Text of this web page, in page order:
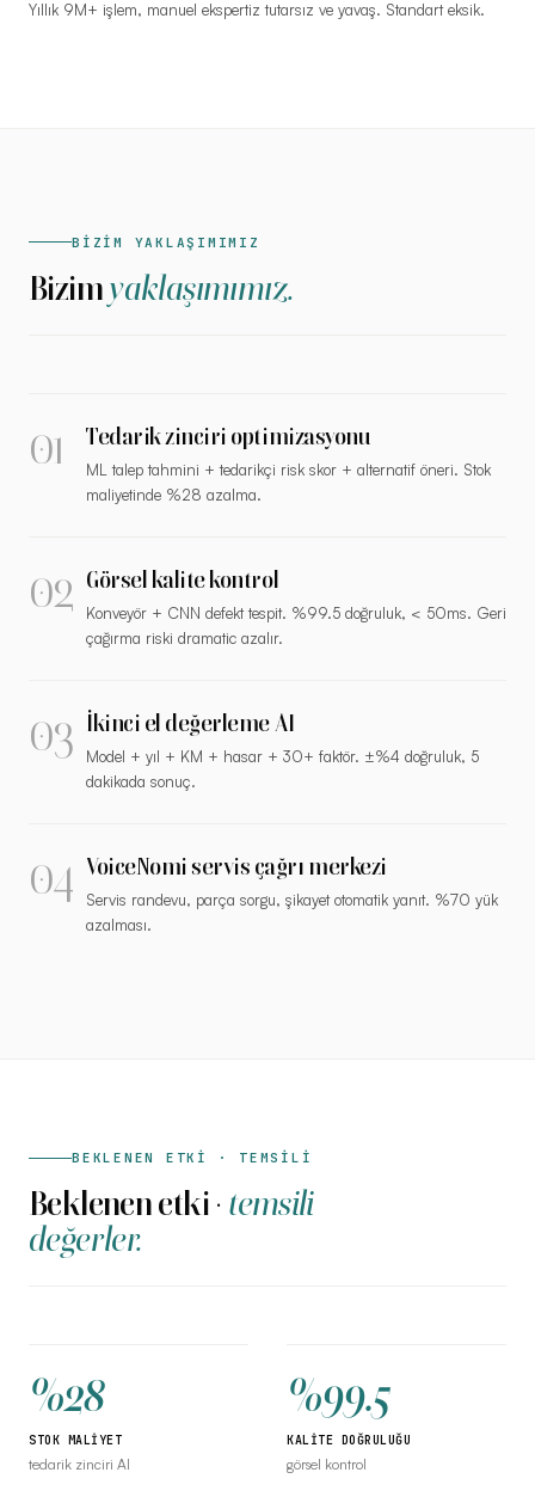
Yıllık 9M+ işlem, manuel ekspertiz tutarsız ve yavaş. Standart eksik.
BİZİM YAKLAŞIMIMIZ
Bizimyaklaşımımız.
01 Tedarik zinciri optimizasyonu
ML talep tahmini + tedarikçi risk skor + alternatif öneri. Stok
maliyetinde %28 azalma.
02 Görsel kalite kontrol
Konveyör + CNN defekt tespit. %99.5 doğruluk, < 50ms. Geri
çağırma riski dramatic azalır.
03 İkinci el değerleme AI
Model + yıl + KM + hasar + 30+ faktör. ±%4 doğruluk, 5
dakikada sonuç.
04 VoiceNomi servis çağrı merkezi
Servis randevu, parça sorgu, şikayet otomatik yanıt. %70 yük
azalması.
BEKLENEN ETKİ · TEMSİLİ
Beklenen etki · temsili
değerler.
%28
STOK MALİYET
tedarik zinciri AI
%99.5
KALİTE DOĞRULUĞU
görsel kontrol